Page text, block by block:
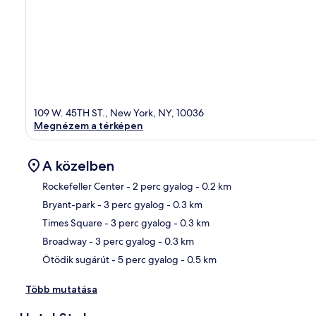
109 W. 45TH ST., New York, NY, 10036
Megnézem a térképen
A közelben
Rockefeller Center- 2 perc gyalog - 0.2 km
Bryant-park- 3 perc gyalog - 0.3 km
Times Square- 3 perc gyalog - 0.3 km
Broadway- 3 perc gyalog - 0.3 km
Ötödik sugárút- 5 perc gyalog - 0.5 km
Több mutatása